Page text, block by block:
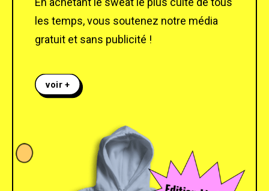
les temps, vous soutenez notre média
gratuit et sans publicité !
voir +